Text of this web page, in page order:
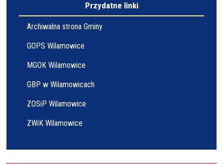
Przydatne linki
Archiwalna strona Gminy
GOPS Wilamowice
MGOK Wilamowice
GBP w Wilamowicach
ZOSiP Wilamowice
ZWiK Wilamowice